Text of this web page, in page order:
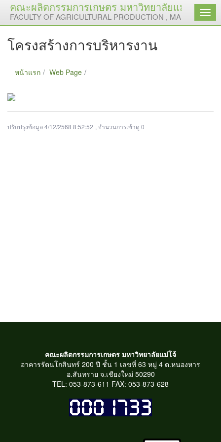
คณะผลิตกรรมการเกษตร มหาวิทยาลัยแม่โจ้
FACULTY OF AGRICULTURAL PRODUCTION , MAEJO เมนู
โครงสร้างการบริหารงาน
หน้าแรก Web Page
ปรับปรุงข้อมูล 4/12/2568 8:52:52 , จำนวนการเข้าดู 0
คณะผลิตกรรมการเกษตร มหาวิทยาลัยแม่โจ้
อาคารรัตนโกสินทร์ 200 ปี ชั้น 1 เลขที่ 63 หมู่ 4 ต.หนองหาร
อ.สันทราย จ.เชียงใหม่ 50290
TEL: 053-873-611 FAX: 053-873-628